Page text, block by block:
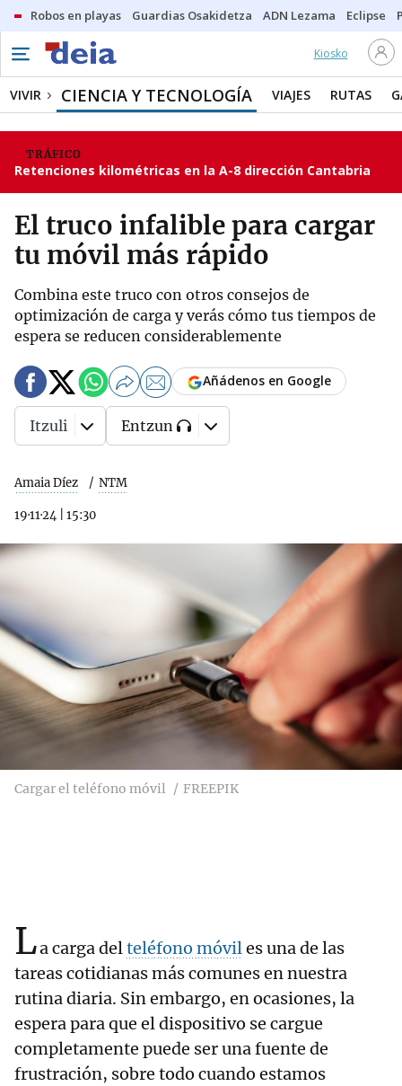
Robos en playas Guardias Osakidetza ADN Lezama Eclipse
Kiosko
VIVIR CIENCIA Y TECNOLOGÍA VIAJES RUTAS
TRÁFICO
Retenciones kilométricas en la A-8 dirección Cantabria
El truco infalible para cargar
tu móvil más rápido
Combina este truco con otros consejos de
optimización de carga y verás cómo tus tiempos de
espera se reducen considerablemente
Amaia Díez NTM
19·11·24 15:30
Añádenos en Google
Itzuli Entzun
Cargar el teléfono móvil FREEPIK
La carga delteléfono móviles una de las
tareas cotidianas más comunes en nuestra
rutina diaria. Sin embargo, en ocasiones, la
espera para que el dispositivo se cargue
completamente puede ser una fuente de
frustración, sobre todo cuando estamos